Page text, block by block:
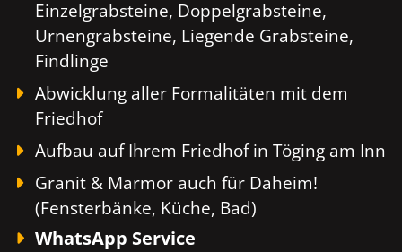
Einzelgrabsteine, Doppelgrabsteine,
Urnengrabsteine, Liegende Grabsteine,
Findlinge
Abwicklung aller Formalitäten mit dem
Friedhof
Aufbau auf Ihrem Friedhof in Töging am Inn
Granit & Marmor auch für Daheim!
(Fensterbänke, Küche, Bad)
WhatsApp Service